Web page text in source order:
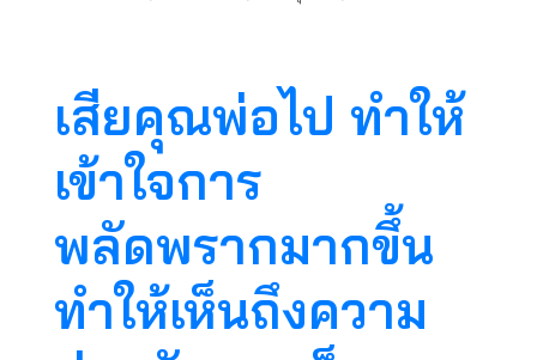
เสียคุณพ่อไป ทำให้
เข้าใจการ
พลัดพรากมากขึ้น
ทำให้เห็นถึงความ